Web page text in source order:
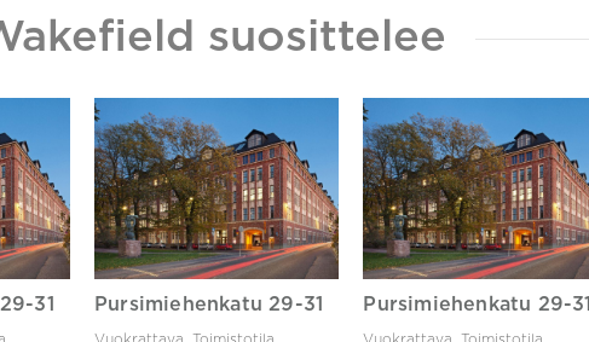
suosittelee
31 Pursimiehenkatu 29-31 Pursimiehenkatu 29-31